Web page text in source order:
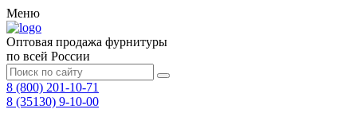
Меню
Оптовая продажа фурнитуры
по всей России
8 (800) 201-10-71
8 (35130) 9-10-00